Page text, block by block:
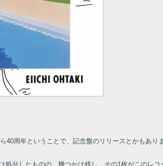
40周年ということで、記念盤のリリースとかもあ
分したものの、幾つかは残し、その1枚がこのレコ